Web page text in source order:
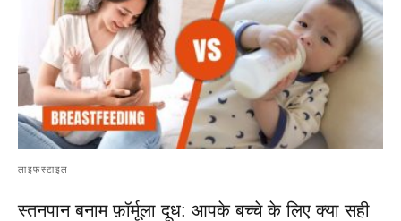
लाइफस्टाइल
स्तनपान बनाम फ़ॉर्मूला दूध: आपके बच्चे के लिए क्या सही